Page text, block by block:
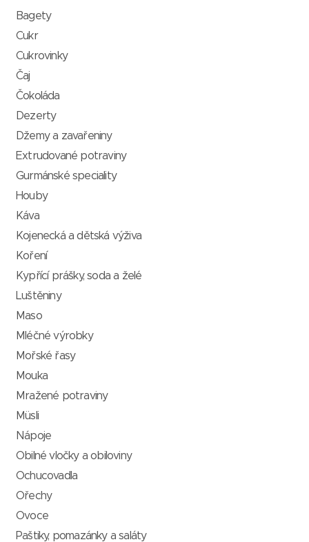
Bagety
Cukr
Cukrovinky
Čaj
Čokoláda
Dezerty
Džemy a zavařeniny
Extrudované potraviny
Gurmánské speciality
Houby
Káva
Kojenecká a dětská výživa
Koření
Kypřící prášky, soda a želé
Luštěniny
Maso
Mléčné výrobky
Mořské řasy
Mouka
Mražené potraviny
Müsli
Nápoje
Obilné vločky a obiloviny
Ochucovadla
Ořechy
Ovoce
Paštiky, pomazánky a saláty